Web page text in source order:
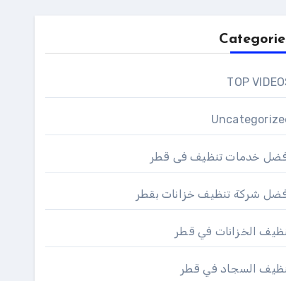
TOP
خدمات تنظيف فى قطر
شركة تنظيف خزانات بقطر
الخزانات في قطر
السجاد في قطر